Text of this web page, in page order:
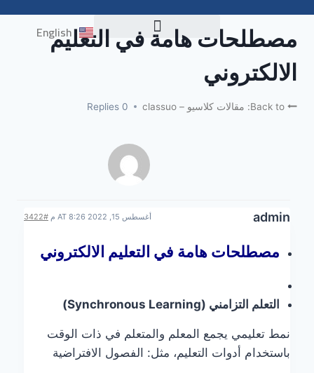
English
مصطلحات هامة في التعليم
الالكتروني
Back to: مقالات كلاسيو – classuo 0 Replies
admin أغسطس 15, 2022 AT 8:26 م #3422
مصطلحات هامة في التعليم الالكتروني
التعلم التزامني (Synchronous Learning
)
نمط تعليمي يجمع المعلم والمتعلم في ذات الوقت
باستخدام أدوات التعليم، مثل: الفصول الافتراضية